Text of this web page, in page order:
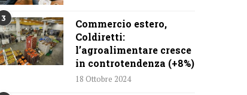
3
Commercio estero,
Coldiretti:
l’agroalimentare cresce
in controtendenza (+8%)
18 Ottobre 2024